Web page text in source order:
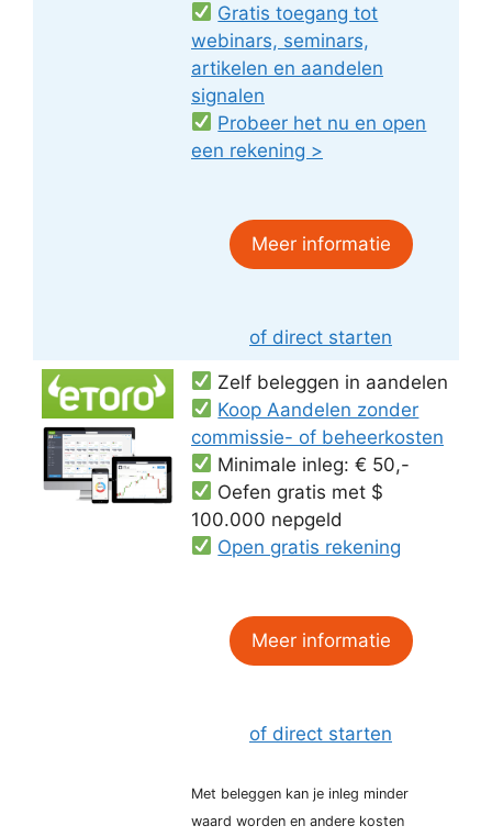
Gratis toegang tot
webinars, seminars,
artikelen en aandelen
signalen
Probeer het nu en open
een rekening >
Meer informatie
of direct starten
Zelf beleggen in aandelen
Koop Aandelen zonder
commissie- of beheerkosten
Minimale inleg: € 50,-
Oefen gratis met $
100.000 nepgeld
Open gratis rekening
Meer informatie
of direct starten
Met beleggen kan je inleg minder
waard worden en andere kosten